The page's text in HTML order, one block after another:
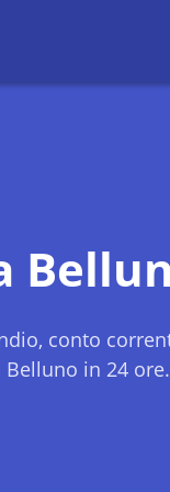
conto
Belluno in 24 ore.